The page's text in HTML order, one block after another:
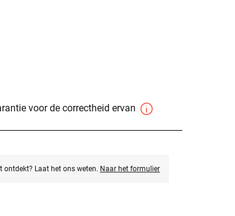
voor de correctheid ervan
ontdekt? Laat het ons weten. Naar het formulier